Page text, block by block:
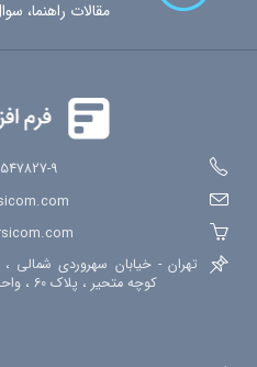
ارتباط-با-ما
استخدام موقعیت-
مقالات راهنما،
9 (021)
تهران - خیابان سهروردی شمالی
کوچه متحیر ، پلاک 60 ، واحد 4 کدپستی 1559813915